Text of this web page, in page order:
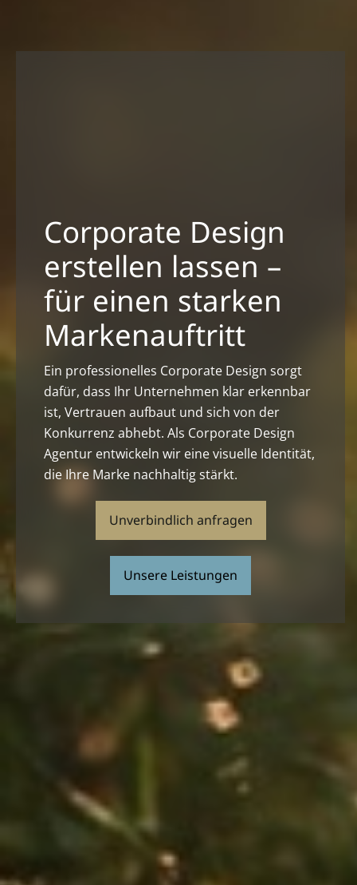
Corporate Design
erstellen lassen –
für einen starken
Markenauftritt
Ein professionelles Corporate Design sorgt
dafür, dass Ihr Unternehmen klar erkennbar
ist, Vertrauen aufbaut und sich von der
Konkurrenz abhebt. Als Corporate Design
Agentur entwickeln wir eine visuelle Identität,
die Ihre Marke nachhaltig stärkt.
Unverbindlich anfragen
Unsere Leistungen